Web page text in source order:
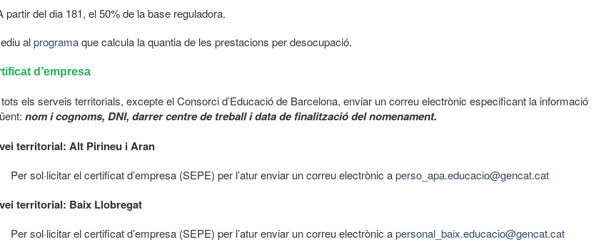
partir del dia 181, el 50% de la base reguladora.
alprogramaque calcula la quantia de les prestacions per desocupació.
d’empresa
els serveis territorials, excepte el Consorci d’Educació de Barcelona, enviar un correu electrònic especificant la informació
nom i cognoms, DNI, darrer centre de treball i data de finalització del nomenament.
territorial: Alt Pirineu i Aran
Per sol·licitar el certificat d’empresa (SEPE) per l’atur enviar un correu electrònic aperso_apa.educacio@gencat.cat
territorial: Baix Llobregat
Per sol·licitar el certificat d’empresa (SEPE) per l’atur enviar un correu electrònic apersonal_baix.educacio@gencat.cat